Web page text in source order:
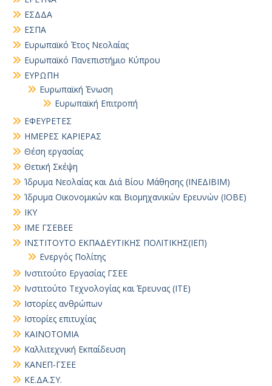
ΕΣΔΔΑ
ΕΣΠΑ
Ευρωπαϊκό Έτος Νεολαίας
Ευρωπαϊκό Πανεπιστήμιο Κύπρου
ΕΥΡΩΠΗ
Ευρωπαϊκή Ένωση
Ευρωπαϊκή Επιτροπή
ΕΦΕΥΡΕΤΕΣ
ΗΜΕΡΕΣ ΚΑΡΙΕΡΑΣ
Θέση εργασίας
Θετική Σκέψη
Ίδρυμα Νεολαίας και Διά Βίου Μάθησης (ΙΝΕΔΙΒΙΜ)
Ίδρυμα Οικονομικών και Βιομηχανικών Ερευνών (ΙΟΒΕ)
ΙΚΥ
ΙΜΕ ΓΣΕΒΕΕ
ΙΝΣΤΙΤΟΥΤΟ ΕΚΠΑΔΕΥΤΙΚΗΣ ΠΟΛΙΤΙΚΗΣ(ΙΕΠ)
Ενεργός Πολίτης
Ινστιτούτο Εργασίας ΓΣΕΕ
Ινστιτούτο Τεχνολογίας και Έρευνας (ΙΤΕ)
Ιστορίες ανθρώπων
Ιστορίες επιτυχίας
ΚΑΙΝΟΤΟΜΙΑ
Καλλιτεχνική Εκπαίδευση
ΚΑΝΕΠ-ΓΣΕΕ
ΚΕ.ΔΑ.ΣΥ.